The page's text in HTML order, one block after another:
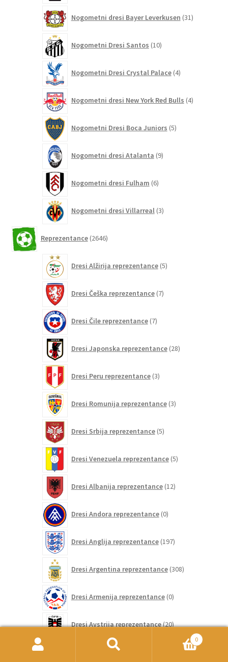
Nogometni dresi Bayer Leverkusen 31izdelkov
Nogometni Dresi Santos 10izdelkov
Nogometni Dresi Crystal Palace 4izdelki
Nogometni dresi New York Red Bulls 4izdelki
Nogometni Dresi Boca Juniors 5izdelkov
Nogometni dresi Atalanta 9izdelkov
Nogometni dresi Fulham 6izdelkov
Nogometni dresi Villarreal 3izdelki
Reprezentance 2646izdelkov
Dresi Alžirija reprezentance 5izdelkov
Dresi Češka reprezentance 7izdelkov
Dresi Čile reprezentance 7izdelkov
Dresi Japonska reprezentance 28izdelkov
Dresi Peru reprezentance 3izdelki
Dresi Romunija reprezentance 3izdelki
Dresi Srbija reprezentance 5izdelkov
Dresi Venezuela reprezentance 5izdelkov
Dresi Albanija reprezentance 12izdelkov
Dresi Andora reprezentance 0izdelkov
Dresi Anglija reprezentance 197izdelkov
Dresi Argentina reprezentance 308izdelkov
Dresi Armenija reprezentance 0izdelkov
Dresi Avstrija reprezentance 20izdelkov
Dresi Azerbajdžanu reprezentance 0
0
0